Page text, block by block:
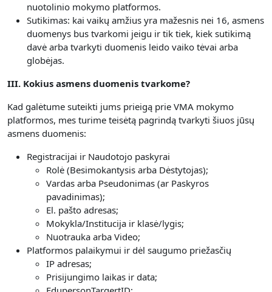
nuotolinio mokymo platformos.
Sutikimas: kai vaikų amžius yra mažesnis nei 16, asmens
duomenys bus tvarkomi jeigu ir tik tiek, kiek sutikimą
davė arba tvarkyti duomenis leido vaiko tėvai arba
globėjas.
III. Kokius asmens duomenis tvarkome?
Kad galėtume suteikti jums prieigą prie VMA mokymo
platformos, mes turime teisėtą pagrindą tvarkyti šiuos jūsų
asmens duomenis:
Registracijai ir Naudotojo paskyrai
Rolė (Besimokantysis arba Dėstytojas);
Vardas arba Pseudonimas (ar Paskyros
pavadinimas);
El. pašto adresas;
Mokykla/Institucija ir klasė/lygis;
Nuotrauka arba Video;
Platformos palaikymui ir dėl saugumo priežasčių
IP adresas;
Prisijungimo laikas ir data;